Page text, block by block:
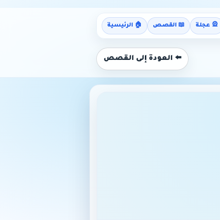
🎡 عجلة 📖 القصص 🏠 الرئيسية
⬅️ العودة إلى القصص